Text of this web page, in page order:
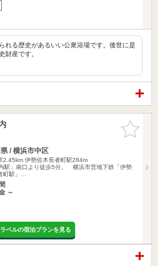
れる歴史があるいい公衆浴場です。後世に是
財産です。
お気に入
りに追加
/ 横浜市中区
2.45km 伊勢佐木長者町駅284m
駅」南口より徒歩5分。 横浜市営地下鉄「伊勢
町駅」…
～
ベルの宿泊プランを見る